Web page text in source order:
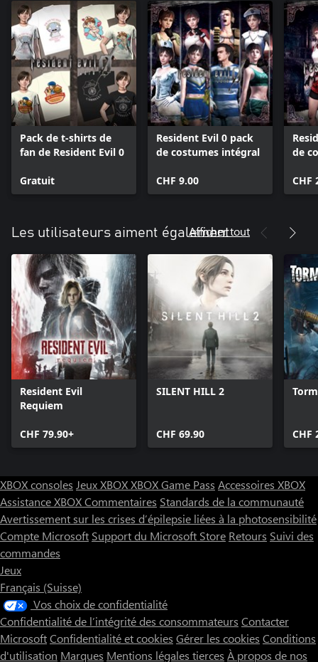
Pack de t-shirts de
fan de Resident Evil 0
Gratuit
Resident Evil 0 pack
de costumes intégral
CHF 9.00
de
CHF
Les utilisateurs aiment également
Afficher tout
Resident Evil
Requiem
CHF 79.90+
SILENT HILL 2
CHF 69.90 CHF
XBOX consoles Jeux XBOXXBOX Game Pass Accessoires XBOX
Assistance XBOXCommentaires Standards de la communauté
Avertissement sur les crises d’épilepsie liées à la photosensibilité
Compte Microsoft Support du Microsoft Store Retours Suivi des
commandes
Jeux
Français (Suisse)
Vos choix de confidentialité
Confidentialité de l’intégrité des consommateurs Contacter
MicrosoftConfidentialité et cookies Gérer les cookies Conditions
d'utilisation Marques Mentions légales tierces À propos de nos